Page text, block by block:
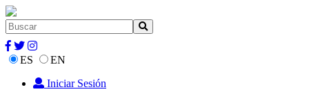
ES
EN
Iniciar Sesión